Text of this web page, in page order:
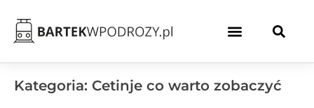
Kategoria: Cetinje co warto zobaczyć